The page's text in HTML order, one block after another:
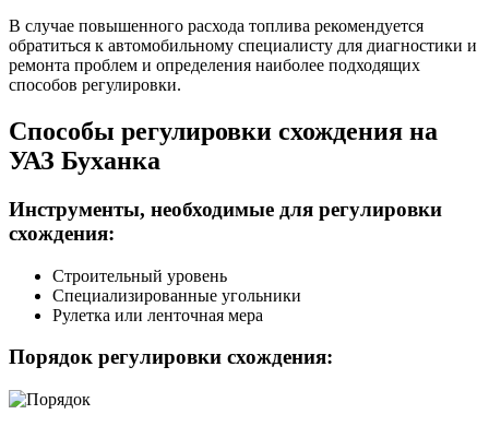
В случае повышенного расхода топлива рекомендуется
обратиться к автомобильному специалисту для диагностики и
ремонта проблем и определения наиболее подходящих
способов регулировки.
Способы регулировки схождения на
УАЗ Буханка
Инструменты, необходимые для регулировки
схождения:
Строительный уровень
Специализированные угольники
Рулетка или ленточная мера
Порядок регулировки схождения: